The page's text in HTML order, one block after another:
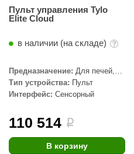
Пульт управления Tylo
Elite Cloud
в наличии (на складе)
Предназначение: Для печей,
Для парогенератора, Для печей
с парогенератором, WiFi
Тип устройства: Пульт
Интерфейс: Сенсорный
110 514 i
В корзину